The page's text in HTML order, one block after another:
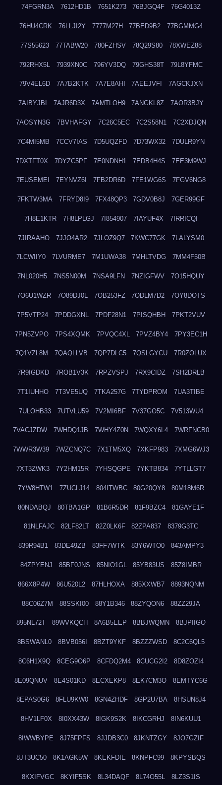
74FGRN3A 7612HD1B 7651K273 76BJGQ4F 76G4013Z
76HU4CRK 76LLJI2Y 7777M27H 77BED9B2 77BGMMG4
77S55623 77TABW20 780FZHSV 78Q29S80 78XWEZ88
792RHX5L 7939XN0C 796YV3DQ 79GHS38T 79L8YFMC
79V4EL6D 7A7B2KTK 7A7E8AHI 7AEEJVFI 7AGCKJXN
7AIBYJBI 7AJR6D3X 7AMTLOH9 7ANGKL8Z 7AOR3BJY
7AOSYN3G 7BVHAFGY 7C26C5EC 7C2S58N1 7C2XDJQN
7C4MI5MB 7CCV7IAS 7D5UQZFD 7D73WX32 7DULR9YN
7DXTFT0X 7DYZC5PF 7E0NDNH1 7EDB4H4S 7EE3M9WJ
7EUSEMEI 7EYNVZ6I 7FB2DR6D 7FE1WG6S 7FGV6NG8
7FKTW3MA 7FRYD8I9 7FX48QP3 7GDV0B8J 7GER99GF
7H8E1KTR 7H8LPLGJ 7I854907 7IAYUF4X 7IRRICQI
7JIRAAHO 7JJO4AR2 7JLOZ9Q7 7KWC77GK 7LALYSM0
7LCWIIY0 7LVURME7 7M1UWA38 7MHLTVDG 7MM4F50B
7NL020H5 7NS5N00M 7NSA9LFN 7NZIGFWV 7O15HQUY
7O6U1WZR 7O89DJ0L 7OB253FZ 7ODLM7D2 7OY8DOTS
7P5VTP24 7PDDGXNL 7PDF28N1 7PISQHBH 7PKT2VUV
7PN5ZVPO 7PS4XQMK 7PVQC4XL 7PVZ4BY4 7PY3EC1H
7Q1VZL8M 7QAQLLVB 7QP7DLC5 7QSLGYCU 7R0ZOLUX
7R9IGDKD 7ROB1V3K 7RPZVSPJ 7RX9CIDZ 7SH2DRLB
7T1IUHHO 7T3VE5UQ 7TKA257G 7TYDPROM 7UA3TIBE
7ULOHB33 7UTVLU59 7V2MI6BF 7V37GO5C 7V513WU4
7VACJZDW 7WHDQ1JB 7WHY4Z0N 7WQXY6L4 7WRFNCB0
7WWR3W39 7WZCNQ7C 7X1TM5XQ 7XKFP983 7XMG6WJ3
7XT3ZWK3 7Y2HM15R 7YHSQGPE 7YKTB834 7YTLLGT7
7YW8HTW1 7ZUCLJ14 804ITWBC 80G20QY8 80M18M6R
80NDABQJ 80TBA1GP 81B6R5DR 81F9BZC4 81GAYE1F
81NLFAJC 82LF82LT 82Z0LK6F 82ZPA837 8379G3TC
839R94B1 83DE49ZB 83FF7WTK 83Y6WTO0 843AMPY3
84ZPYENJ 85BF0JNS 85NIO1GL 85YB83US 85Z8IMBR
866X8P4W 86U520L2 87HLHOXA 885XXWB7 8893NQNM
88C06Z7M 88SSKI00 88Y1B346 88ZYQON6 88ZZ29JA
895NL72T 89WVKQCH 8A6B5EEP 8BBJWQMN 8BJPIIGO
8BSWANL0 8BVB056I 8BZT9YKF 8BZZZWSD 8C2C6QL5
8C6H1X9Q 8CEG9O6P 8CFDQ2M4 8CUCG2I2 8D8ZOZI4
8E09QNUV 8E4S01KD 8ECXEKP8 8EK7CM3O 8EMTYC6G
8EPAS0G6 8FLU9KW0 8GN4ZHDF 8GP2U7BA 8HSUN8J4
8HV1LF0X 8I0XX43W 8IGK9S2K 8IKCGRHJ 8IN6KUU1
8IWWBYPE 8J75FPFS 8JJDB3C0 8JKNTZGY 8JO7GZIF
8JT3UC50 8K1AGK5W 8KEKFDIE 8KNPFC99 8KPYSBQS
8KXIFVGC 8KYIF5SK 8L34DAQF 8L74O55L 8LZ3S1IS